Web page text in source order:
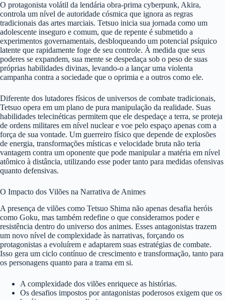
O protagonista volátil da lendária obra-prima cyberpunk, Akira,
controla um nível de autoridade cósmica que ignora as regras
tradicionais das artes marciais. Tetsuo inicia sua jornada como um
adolescente inseguro e comum, que de repente é submetido a
experimentos governamentais, desbloqueando um potencial psíquico
latente que rapidamente foge de seu controle. À medida que seus
poderes se expandem, sua mente se despedaça sob o peso de suas
próprias habilidades divinas, levando-o a lançar uma violenta
campanha contra a sociedade que o oprimia e a outros como ele.
Diferente dos lutadores físicos de universos de combate tradicionais,
Tetsuo opera em um plano de pura manipulação da realidade. Suas
habilidades telecinéticas permitem que ele despedaçe a terra, se proteja
de ordens militares em nível nuclear e voe pelo espaço apenas com a
força de sua vontade. Um guerreiro físico que depende de explosões
de energia, transformações místicas e velocidade bruta não teria
vantagem contra um oponente que pode manipular a matéria em nível
atômico à distância, utilizando esse poder tanto para medidas ofensivas
quanto defensivas.
O Impacto dos Vilões na Narrativa de Animes
A presença de vilões como Tetsuo Shima não apenas desafia heróis
como Goku, mas também redefine o que consideramos poder e
resistência dentro do universo dos animes. Esses antagonistas trazem
um novo nível de complexidade às narrativas, forçando os
protagonistas a evoluírem e adaptarem suas estratégias de combate.
Isso gera um ciclo contínuo de crescimento e transformação, tanto para
os personagens quanto para a trama em si.
A complexidade dos vilões enriquece as histórias.
Os desafios impostos por antagonistas poderosos exigem que os